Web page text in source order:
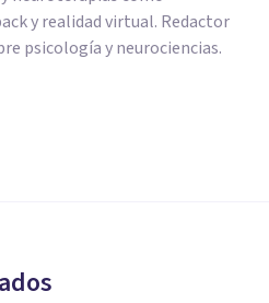
y realidad virtual. Redactor
psicología y neurociencias.